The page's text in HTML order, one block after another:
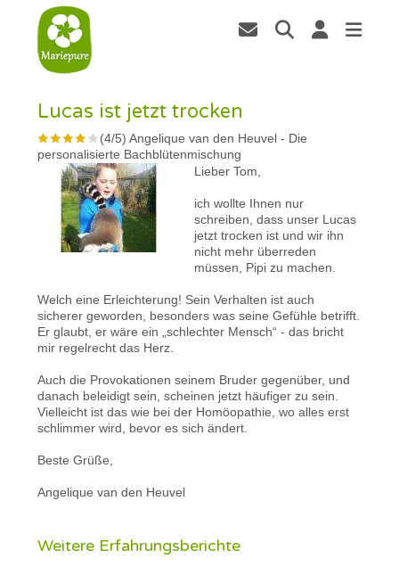
Lucas ist jetzt trocken
(4/5)Angelique van den Heuvel - Die
personalisierte Bachblütenmischung
Lieber Tom,
ich wollte Ihnen nur
schreiben, dass unser Lucas
jetzt trocken ist und wir ihn
nicht mehr überreden
müssen, Pipi zu machen.
Welch eine Erleichterung! Sein Verhalten ist auch
sicherer geworden, besonders was seine Gefühle betrifft.
Er glaubt, er wäre ein „schlechter Mensch“ - das bricht
mir regelrecht das Herz.
Auch die Provokationen seinem Bruder gegenüber, und
danach beleidigt sein, scheinen jetzt häufiger zu sein.
Vielleicht ist das wie bei der Homöopathie, wo alles erst
schlimmer wird, bevor es sich ändert.
Beste Grüße,
Angelique van den Heuvel
Weitere Erfahrungsberichte